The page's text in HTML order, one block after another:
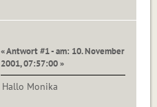
« Antwort #1 - am: 10. November
2001, 07:57:00 »
Hallo Monika